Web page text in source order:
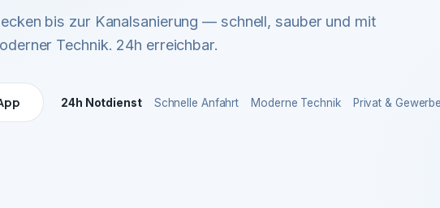
bis zur Kanalsanierung — schnell, sauber und mit
Technik. 24h erreichbar.
24h Notdienst Schnelle Anfahrt Moderne Technik Privat &